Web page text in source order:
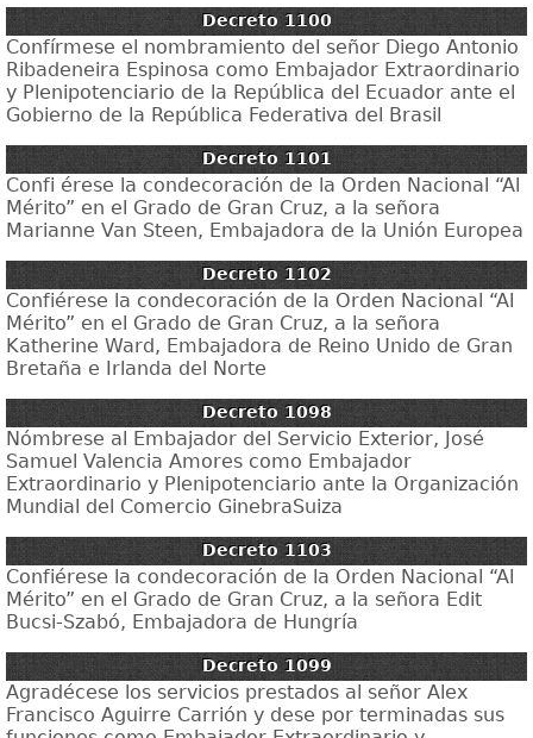
Decreto 1100
Confírmese el nombramiento del señor Diego Antonio
Ribadeneira Espinosa como Embajador Extraordinario
y Plenipotenciario de la República del Ecuador ante el
Gobierno de la República Federativa del Brasil
Decreto 1101
Confi érese la condecoración de la Orden Nacional “Al
Mérito” en el Grado de Gran Cruz, a la señora
Marianne Van Steen, Embajadora de la Unión Europea
Decreto 1102
Confiérese la condecoración de la Orden Nacional “Al
Mérito” en el Grado de Gran Cruz, a la señora
Katherine Ward, Embajadora de Reino Unido de Gran
Bretaña e Irlanda del Norte
Decreto 1098
Nómbrese al Embajador del Servicio Exterior, José
Samuel Valencia Amores como Embajador
Extraordinario y Plenipotenciario ante la Organización
Mundial del Comercio GinebraSuiza
Decreto 1103
Confiérese la condecoración de la Orden Nacional “Al
Mérito” en el Grado de Gran Cruz, a la señora Edit
Bucsi-Szabó, Embajadora de Hungría
Decreto 1099
Agradécese los servicios prestados al señor Alex
Francisco Aguirre Carrión y dese por terminadas sus